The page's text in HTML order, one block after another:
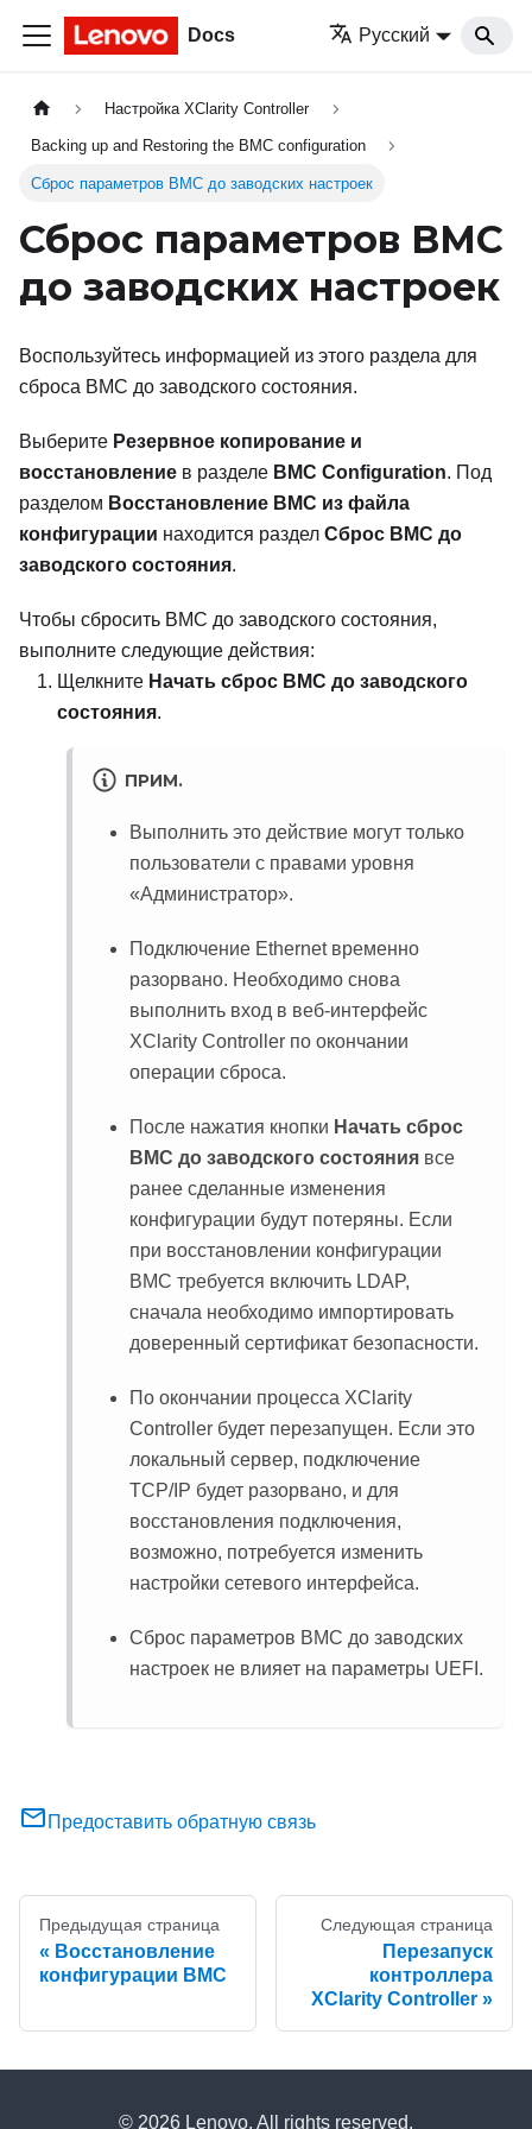
Docs Русский
Настройка XClarity Controller
Backing up and Restoring the BMC configuration
Сброс параметров BMC до заводских настроек
Сброс параметров BMC
до заводских настроек
Воспользуйтесь информацией из этого раздела для
сброса BMC до заводского состояния.
Выберите Резервное копирование и
восстановление в разделе BMC Configuration. Под
разделом Восстановление BMC из файла
конфигурации находится раздел Сброс BMC до
заводского состояния.
Чтобы сбросить BMC до заводского состояния,
выполните следующие действия:
Щелкните Начать сброс BMC до заводского
состояния.
ПРИМ.
Выполнить это действие могут только
пользователи с правами уровня
«Администратор».
Подключение Ethernet временно
разорвано. Необходимо снова
выполнить вход в веб-интерфейс
XClarity Controller по окончании
операции сброса.
После нажатия кнопки Начать сброс
BMC до заводского состояния все
ранее сделанные изменения
конфигурации будут потеряны. Если
при восстановлении конфигурации
BMC требуется включить LDAP,
сначала необходимо импортировать
доверенный сертификат безопасности.
По окончании процесса XClarity
Controller будет перезапущен. Если это
локальный сервер, подключение
TCP/IP будет разорвано, и для
восстановления подключения,
возможно, потребуется изменить
настройки сетевого интерфейса.
Сброс параметров BMC до заводских
настроек не влияет на параметры UEFI.
Предоставить обратную связь
Предыдущая страница
Восстановление
конфигурации BMC
Следующая страница
Перезапуск
контроллера
XClarity Controller
© 2026 Lenovo. All rights reserved.